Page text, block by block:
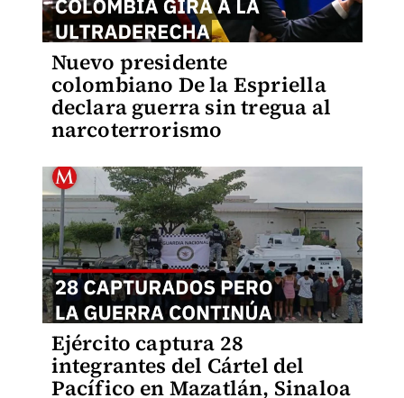
Nuevo presidente
colombiano De la Espriella
declara guerra sin tregua al
narcoterrorismo
Ejército captura 28
integrantes del Cártel del
Pacífico en Mazatlán, Sinaloa